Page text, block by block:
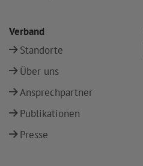
Verband
Standorte
Über uns
Ansprechpartner
Publikationen
Presse